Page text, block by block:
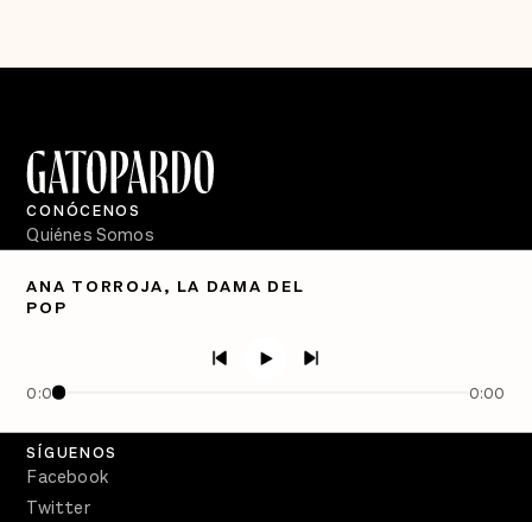
ANA TORROJA, LA DAMA DEL
POP
0:00 0:00
CONÓCENOS
Quiénes Somos
PÓDCASTS
Crecer en Distopía
SÍGUENOS
Facebook
Twitter